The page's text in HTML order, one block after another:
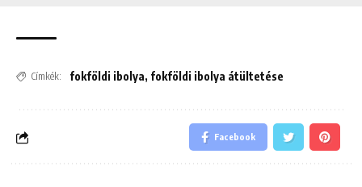
Címkék: fokföldi ibolya, fokföldi ibolya átültetése
Facebook